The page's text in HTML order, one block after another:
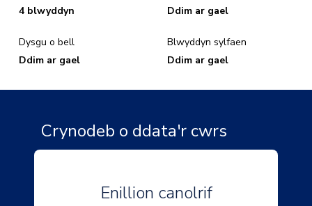
4 blwyddyn
Dysgu o bell
Ddim ar gael
Ddim ar gael
Blwyddyn sylfaen
Ddim ar gael
Crynodeb o ddata'r cwrs
Enillion canolrif